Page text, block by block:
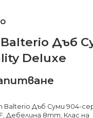
Дъб
Deluxe
Дъб Суми 904-
Дебелина 8mm, Клас на